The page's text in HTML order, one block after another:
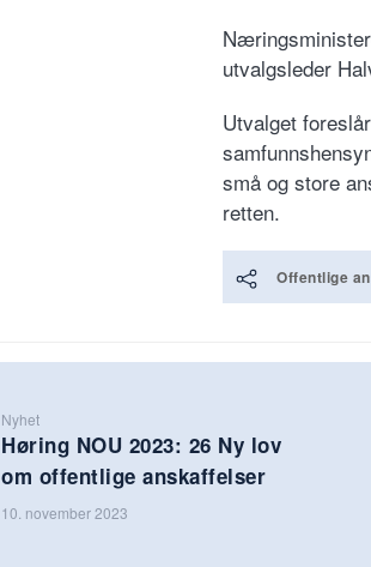
utvalgsleder
Utvalget
små og store
retten.
Offentlige
Nyhet
Høring NOU 2023: 26 Ny lov
om offentlige anskaffelser
10. november 2023